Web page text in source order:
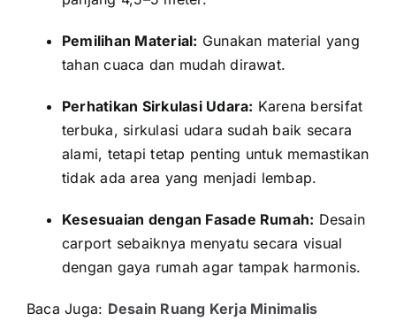
Pemilihan Material: Gunakan material yang
tahan cuaca dan mudah dirawat.
Perhatikan Sirkulasi Udara: Karena bersifat
terbuka, sirkulasi udara sudah baik secara
alami, tetapi tetap penting untuk memastikan
tidak ada area yang menjadi lembap.
Kesesuaian dengan Fasade Rumah: Desain
carport sebaiknya menyatu secara visual
dengan gaya rumah agar tampak harmonis.
Baca Juga: Desain Ruang Kerja Minimalis